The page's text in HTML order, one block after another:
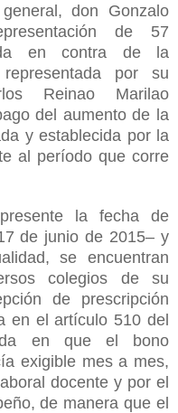
don Gonzalo
de 57
en contra de la
por su
Reinao Marilao
del aumento de la
y establecida por la
al período que corre
la fecha de
de junio de 2015– y
se encuentran
colegios de su
de prescripción
en el artículo 510 del
en que el bono
exigible mes a mes,
docente y por el
de manera que el